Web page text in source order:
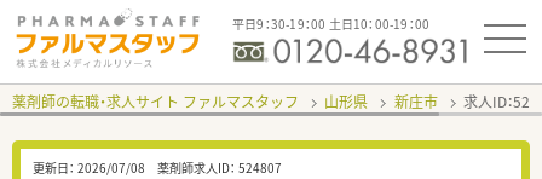
平日9：30-19：00 土日10：00-19：00
薬剤師の転職・求人サイト ファルマスタッフ 山形県 新庄市 求人ID：
更新日： 2026/07/08 薬剤師求人ID： 524807